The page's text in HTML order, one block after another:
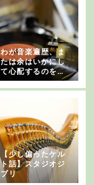
わが音楽遍歴、ま
たは余はいかにし
て心配するのをや
めてアイリッシ
ュ・ミュージック
島豊
【少し偏ったケル
ト話】スタジオジ
ブリ